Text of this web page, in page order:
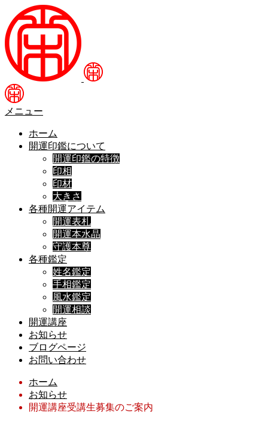
メニュー
ホーム
開運印鑑について
開運印鑑の特徴
印相
印材
大きさ
各種開運アイテム
開運表札
開運本水晶
守護本尊
各種鑑定
姓名鑑定
手相鑑定
風水鑑定
開運相談
開運講座
お知らせ
ブログページ
お問い合わせ
ホーム
お知らせ
開運講座受講生募集のご案内